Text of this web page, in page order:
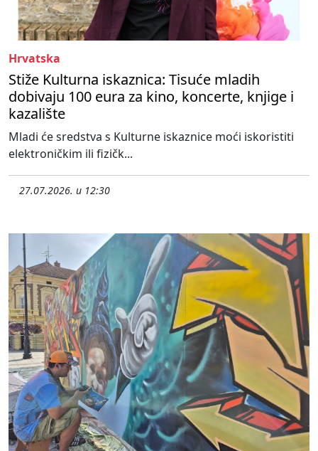
Hrvatska
Stiže Kulturna iskaznica: Tisuće mladih
dobivaju 100 eura za kino, koncerte, knjige i
kazalište
Mladi će sredstva s Kulturne iskaznice moći iskoristiti
elektroničkim ili fizičk...
27.07.2026. u 12:30